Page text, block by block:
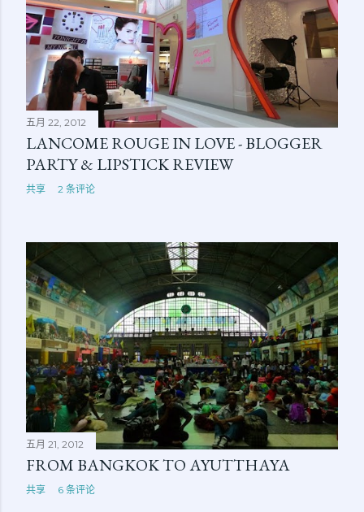
五月 22, 2012
LANCOME ROUGE IN LOVE - BLOGGER
PARTY & LIPSTICK REVIEW
共享 2 条评论
五月 21, 2012
FROM BANGKOK TO AYUTTHAYA
共享 6 条评论